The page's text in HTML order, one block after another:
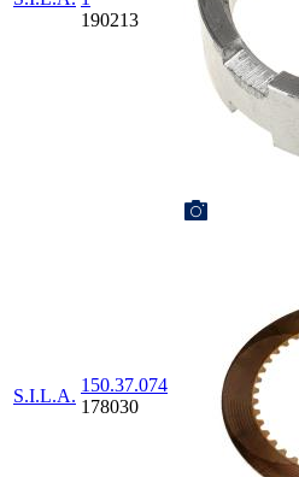
190213
S.I.L.A.
150.37.074
178030